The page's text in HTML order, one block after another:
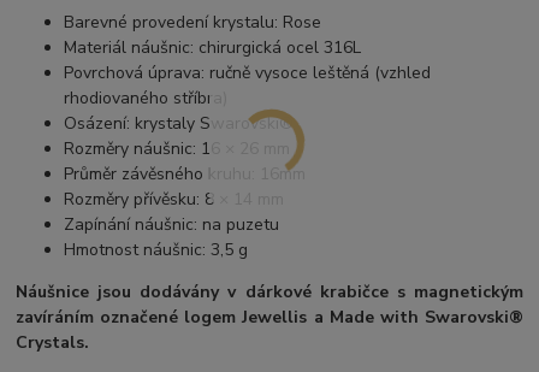
Barevné provedení krystalu: Rose
Materiál náušnic: chirurgická ocel 316L
Povrchová úprava: ručně vysoce leštěná (vzhled
rhodiovaného stříbra)
Osázení: krystaly Swarovski®
Rozměry náušnic: 16 × 26 mm
Průměr závěsného kruhu: 16mm
Rozměry přívěsku: 8 × 14 mm
Zapínání náušnic: na puzetu
Hmotnost náušnic: 3,5 g
Náušnice jsou dodávány v dárkové krabičce s magnetickým
zavíráním označené logem Jewellis a Made with Swarovski®
Crystals.